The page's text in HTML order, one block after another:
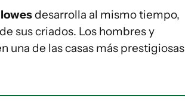
desarrolla al mismo tiempo,
sus criados. Los hombres y
una de las casas más prestigiosas